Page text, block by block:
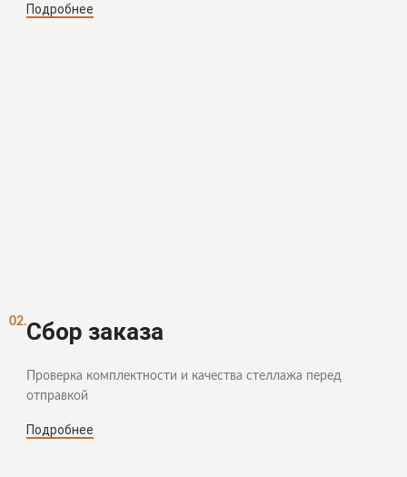
Подробнее
02.Сбор заказа
Проверка комплектности и качества стеллажа перед
отправкой
Подробнее